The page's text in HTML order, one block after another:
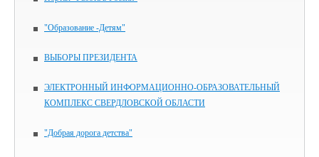
"Образование -Детям"
ВЫБОРЫ ПРЕЗИДЕНТА
ЭЛЕКТРОННЫЙ ИНФОРМАЦИОННО-ОБРАЗОВАТЕЛЬНЫЙ
КОМПЛЕКС СВЕРДЛОВСКОЙ ОБЛАСТИ
"Добрая дорога детства"